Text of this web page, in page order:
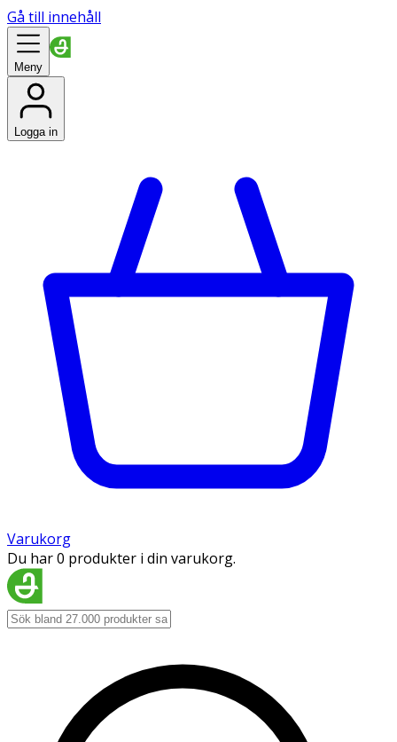
Gå till innehåll
Meny
Logga in
Varukorg
Du har 0 produkter i din varukorg.